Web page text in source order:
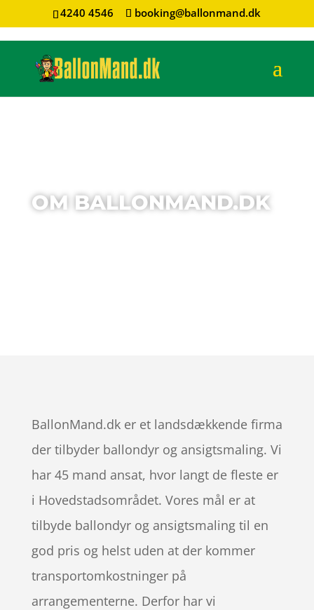
4240 4546 booking@ballonmand.dk
OM BALLONMAND.DK
BallonMand.dk er et landsdækkende firma
der tilbyder ballondyr og ansigtsmaling. Vi
har 45 mand ansat, hvor langt de fleste er
i Hovedstadsområdet. Vores mål er at
tilbyde ballondyr og ansigtsmaling til en
god pris og helst uden at der kommer
transportomkostninger på
arrangementerne. Derfor har vi